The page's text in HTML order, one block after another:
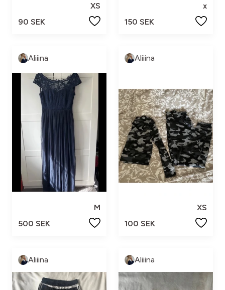
XS
90 SEK
x
150 SEK
Aliiina
M
500 SEK
Aliiina
XS
100 SEK
Aliiina Aliiina